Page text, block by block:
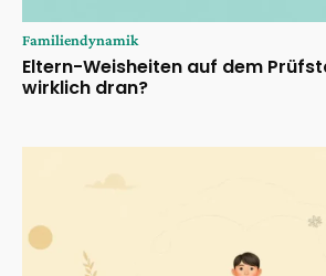
Familiendynamik
Eltern-Weisheiten auf dem
wirklich dran?